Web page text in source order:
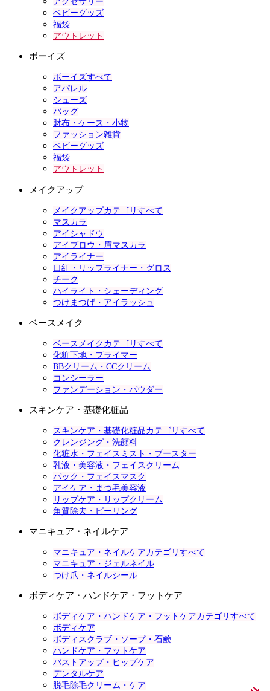
ベビーグッズ
福袋
アウトレット
ボーイズ
ボーイズすべて
アパレル
シューズ
バッグ
財布・ケース・小物
ファッション雑貨
ベビーグッズ
福袋
アウトレット
メイクアップ
メイクアップカテゴリすべて
マスカラ
アイシャドウ
アイブロウ・眉マスカラ
アイライナー
口紅・リップライナー・グロス
チーク
ハイライト・シェーディング
つけまつげ・アイラッシュ
ベースメイク
ベースメイクカテゴリすべて
化粧下地・プライマー
BBクリーム・CCクリーム
コンシーラー
ファンデーション・パウダー
スキンケア・基礎化粧品
スキンケア・基礎化粧品カテゴリすべて
クレンジング・洗顔料
化粧水・フェイスミスト・ブースター
乳液・美容液・フェイスクリーム
パック・フェイスマスク
アイケア・まつ毛美容液
リップケア・リップクリーム
角質除去・ピーリング
マニキュア・ネイルケア
マニキュア・ネイルケアカテゴリすべて
マニキュア・ジェルネイル
つけ爪・ネイルシール
ボディケア・ハンドケア・フットケア
ボディケア・ハンドケア・フットケアカテゴリすべて
ボディケア
ボディスクラブ・ソープ・石鹸
ハンドケア・フットケア
バストアップ・ヒップケア
デンタルケア
脱毛除毛クリーム・ケア